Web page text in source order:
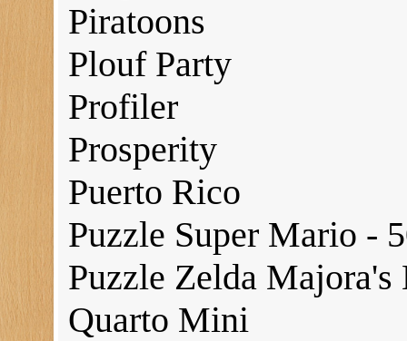
Piratoons
Plouf Party
Profiler
Prosperity
Puerto Rico
Puzzle Super Mario -
Puzzle Zelda Majora's
Quarto Mini